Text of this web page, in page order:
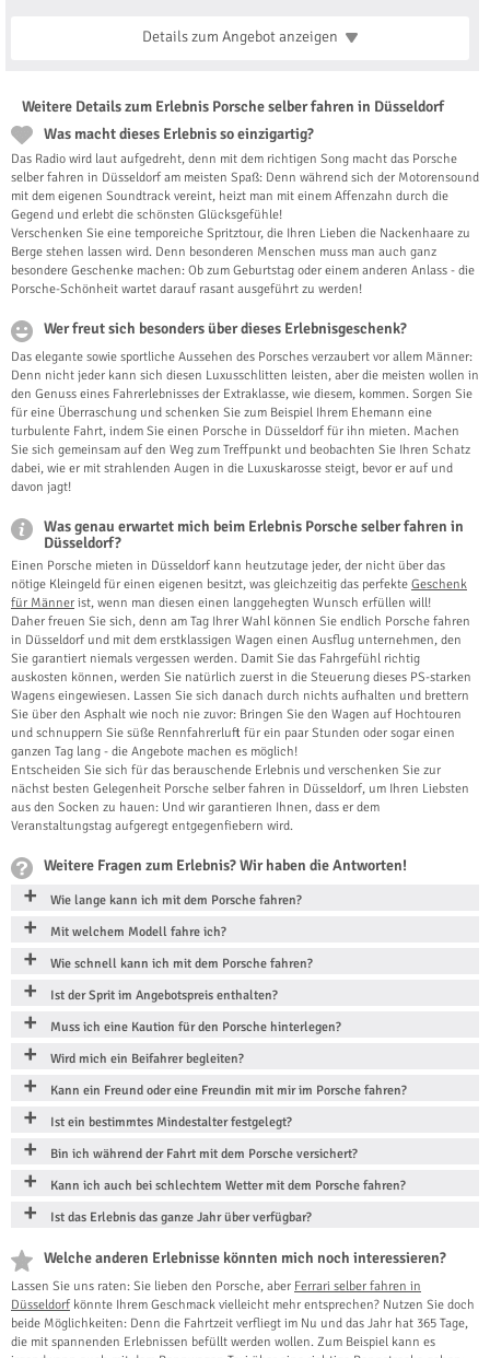
Details zum Angebotanzeigen
Weitere Details zum Erlebnis Porsche selber fahren in Düsseldorf
Was macht dieses Erlebnis so einzigartig?
Das Radio wird laut aufgedreht, denn mit dem richtigen Song macht das Porsche
selber fahren in Düsseldorf am meisten Spaß: Denn während sich der Motorensound
mit dem eigenen Soundtrack vereint, heizt man mit einem Affenzahn durch die
Gegend und erlebt die schönsten Glücksgefühle!
Verschenken Sie eine temporeiche Spritztour, die Ihren Lieben die Nackenhaare zu
Berge stehen lassen wird. Denn besonderen Menschen muss man auch ganz
besondere Geschenke machen: Ob zum Geburtstag oder einem anderen Anlass - die
Porsche-Schönheit wartet darauf rasant ausgeführt zu werden!
Wer freut sich besonders über dieses Erlebnisgeschenk?
Das elegante sowie sportliche Aussehen des Porsches verzaubert vor allem Männer:
Denn nicht jeder kann sich diesen Luxusschlitten leisten, aber die meisten wollen in
den Genuss eines Fahrerlebnisses der Extraklasse, wie diesem, kommen. Sorgen Sie
für eine Überraschung und schenken Sie zum Beispiel Ihrem Ehemann eine
turbulente Fahrt, indem Sie einen Porsche in Düsseldorf für ihn mieten. Machen
Sie sich gemeinsam auf den Weg zum Treffpunkt und beobachten Sie Ihren Schatz
dabei, wie er mit strahlenden Augen in die Luxuskarosse steigt, bevor er auf und
davon jagt!
Was genau erwartet mich beim Erlebnis Porsche selber fahren in
Düsseldorf?
Einen Porsche mieten in Düsseldorf kann heutzutage jeder, der nicht über das
nötige Kleingeld für einen eigenen besitzt, was gleichzeitig das perfekte Geschenk
für Männer ist, wenn man diesen einen langgehegten Wunsch erfüllen will!
Daher freuen Sie sich, denn am Tag Ihrer Wahl können Sie endlich Porsche fahren
in Düsseldorf und mit dem erstklassigen Wagen einen Ausflug unternehmen, den
Sie garantiert niemals vergessen werden. Damit Sie das Fahrgefühl richtig
auskosten können, werden Sie natürlich zuerst in die Steuerung dieses PS-starken
Wagens eingewiesen. Lassen Sie sich danach durch nichts aufhalten und brettern
Sie über den Asphalt wie noch nie zuvor: Bringen Sie den Wagen auf Hochtouren
und schnuppern Sie süße Rennfahrerluft für ein paar Stunden oder sogar einen
ganzen Tag lang - die Angebote machen es möglich!
Entscheiden Sie sich für das berauschende Erlebnis und verschenken Sie zur
nächst besten Gelegenheit Porsche selber fahren in Düsseldorf, um Ihren Liebsten
aus den Socken zu hauen: Und wir garantieren Ihnen, dass er dem
Veranstaltungstag aufgeregt entgegenfiebern wird.
Weitere Fragen zum Erlebnis? Wir haben die Antworten!
Wie lange kann ich mit dem Porsche fahren?
Mit welchem Modell fahre ich?
Wie schnell kann ich mit dem Porsche fahren?
Ist der Sprit im Angebotspreis enthalten?
Muss ich eine Kaution für den Porsche hinterlegen?
Wird mich ein Beifahrer begleiten?
Kann ein Freund oder eine Freundin mit mir im Porsche fahren?
Ist ein bestimmtes Mindestalter festgelegt?
Bin ich während der Fahrt mit dem Porsche versichert?
Kann ich auch bei schlechtem Wetter mit dem Porsche fahren?
Ist das Erlebnis das ganze Jahr über verfügbar?
Welche anderen Erlebnisse könnten mich noch interessieren?
Lassen Sie uns raten: Sie lieben den Porsche, aber Ferrari selber fahren in
Düsseldorf könnte Ihrem Geschmack vielleicht mehr entsprechen? Nutzen Sie doch
beide Möglichkeiten: Denn die Fahrtzeit verfliegt im Nu und das Jahr hat 365 Tage,
die mit spannenden Erlebnissen befüllt werden wollen. Zum Beispiel kann es